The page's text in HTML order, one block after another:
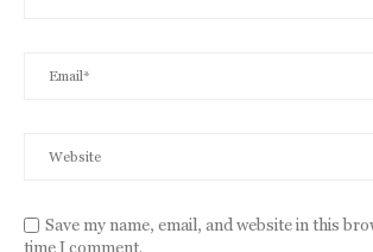
Save my name, email, and website in this
time I comment.